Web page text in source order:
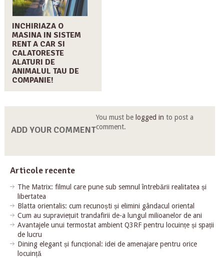
INCHIRIAZA O
MASINA IN SISTEM
RENT A CAR SI
CALATORESTE
ALATURI DE
ANIMALUL TAU DE
COMPANIE!
ADD YOUR COMMENT
You must be logged in to post a
comment.
Articole recente
The Matrix: filmul care pune sub semnul întrebării realitatea și
libertatea
Blatta orientalis: cum recunoști și elimini gândacul oriental
Cum au supraviețuit trandafirii de-a lungul milioanelor de ani
Avantajele unui termostat ambient Q3RF pentru locuințe și spații
de lucru
Dining elegant și funcțional: idei de amenajare pentru orice
locuință